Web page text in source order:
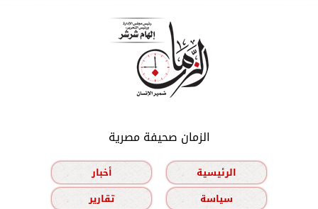
الزمان صحيفة مصرية
الرئيسية
أخبار
سياسة
تقارير